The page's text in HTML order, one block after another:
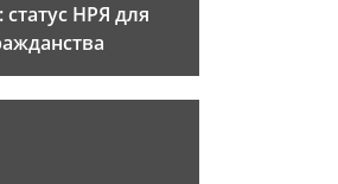
НРЯ для